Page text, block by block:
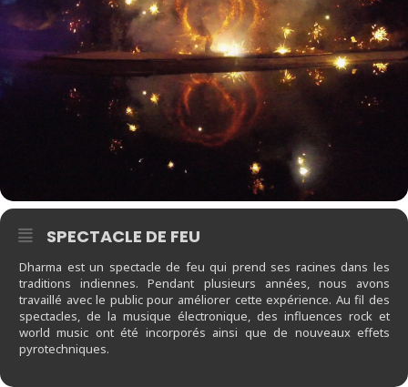
SPECTACLE DE FEU
Dharma est un spectacle de feu qui prend ses racines dans les
traditions indiennes. Pendant plusieurs années, nous avons
travaillé avec le public pour améliorer cette expérience. Au fil des
spectacles, de la musique électronique, des influences rock et
world music ont été incorporés ainsi que de nouveaux effets
pyrotechniques.